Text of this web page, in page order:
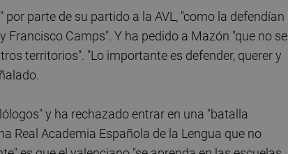
parte de su partido a la AVL, "como la defendían
Camps". Y ha pedido a Mazón "que no se
territorios". "Lo importante es defender, querer y
y ha rechazado entrar en una "batalla
Real Academia Española de la Lengua que no